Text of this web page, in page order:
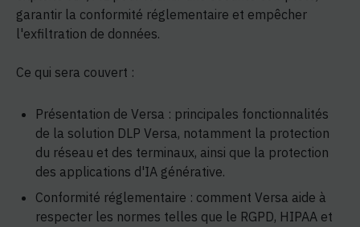
garantir la conformité réglementaire et empêcher
l'exfiltration de données.
Ce qui sera couvert :
Présentation de Versa : principales fonctionnalités
de la solution DLP Versa, notamment la protection
du réseau et des terminaux, ainsi que la protection
des applications d'IA générative.
Conformité réglementaire : comment Versa aide à
respecter les normes telles que le RGPD, HIPAA et